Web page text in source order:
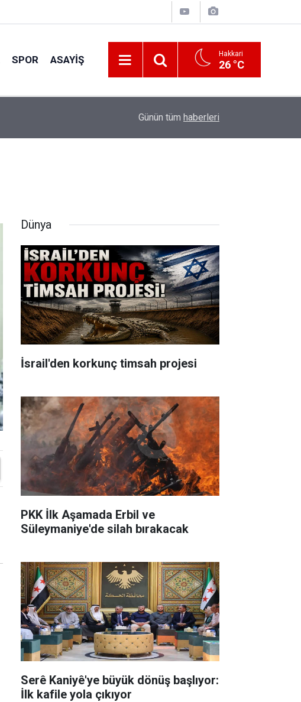
SPOR ASAYIŞ Hakkari
26 °C
AK Parti'den Kamu Kurumları ve STK'lara ziyaret
Günün tüm haberleri
Dünya
İsrail'den korkunç timsah projesi
PKK İlk Aşamada Erbil ve
Süleymaniye'de silah bırakacak
Serê Kaniyê'ye büyük dönüş başlıyor:
İlk kafile yola çıkıyor